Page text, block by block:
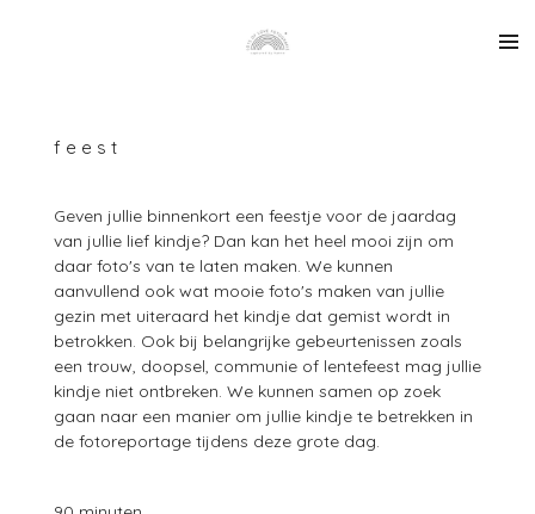
f e e s t
Geven jullie binnenkort een feestje voor de jaardag
van jullie lief kindje? Dan kan het heel mooi zijn om
daar foto's van te laten maken. We kunnen
aanvullend ook wat mooie foto's maken van jullie
gezin met uiteraard het kindje dat gemist wordt in
betrokken. Ook bij belangrijke gebeurtenissen zoals
een trouw, doopsel, communie of lentefeest mag jullie
kindje niet ontbreken. We kunnen samen op zoek
gaan naar een manier om jullie kindje te betrekken in
de fotoreportage tijdens deze grote dag.